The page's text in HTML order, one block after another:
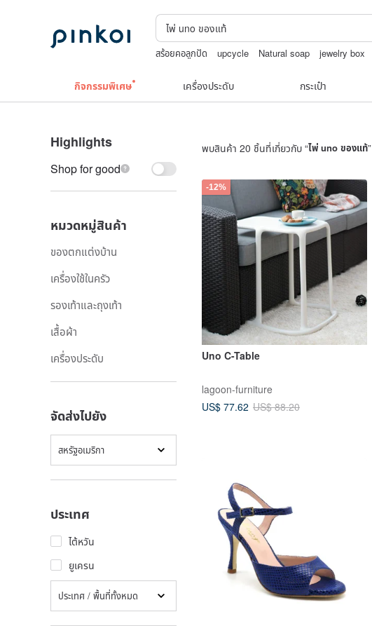
สร้อยคอลูกปัด upcycle Natural soap jewelry box
กิจกรรมพิเศษ เครื่องประดับ กระเป๋า
Highlights
Shop for good
หมวดหมู่สินค้า
ของตกแต่งบ้าน
เครื่องใช้ในครัว
รองเท้าและถุงเท้า
เสื้อผ้า
เครื่องประดับ
จัดส่งไปยัง
สหรัฐอเมริกา
ประเทศ
ไต้หวัน
ยูเครน
ประเทศ / พื้นที่ทั้งหมด
พบสินค้า 20 ชิ้นที่เกี่ยวกับ “ไพ่ uno ของแท้”
-12%
Uno C-Table
lagoon-furniture
US$ 77.62 US$ 88.20